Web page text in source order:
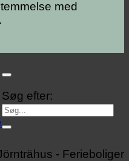
med
.
Søg efter: